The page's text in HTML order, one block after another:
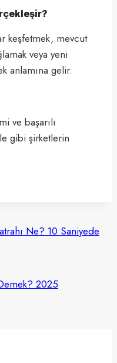
keşfetmek, mevcut
veya yeni
anlamına gelir.
ve başarılı
gibi şirketlerin
Ne? 10 Saniyede
2025